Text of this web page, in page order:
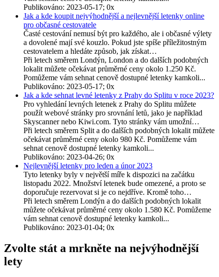
Publikováno: 2023-05-17; 0x
Jak a kde koupit nejvýhodnější a nejlevnější letenky online
pro občasné cestovatele
Časté cestování nemusí být pro každého, ale i občasné výlety
a dovolené mají své kouzlo. Pokud jste spíše příležitostným
cestovatelem a hledáte způsob, jak získat…
Při letech směrem Londýn, London a do dalších podobných
lokalit můžete očekávat průměrné ceny okolo 1.250 Kč.
Pomůžeme vám sehnat cenově dostupné letenky kamkoli...
Publikováno: 2023-05-17; 0x
Jak a kde sehnat levné letenky z Prahy do Splitu v roce 2023?
Pro vyhledání levných letenek z Prahy do Splitu můžete
použít webové stránky pro srovnání letů, jako je například
Skyscanner nebo Kiwi.com. Tyto stránky vám umožní…
Při letech směrem Split a do dalších podobných lokalit můžete
očekávat průměrné ceny okolo 980 Kč. Pomůžeme vám
sehnat cenově dostupné letenky kamkoli...
Publikováno: 2023-04-26; 0x
Nejlevnější letenky pro leden a únor 2023
Tyto letenky byly v největší míře k dispozici na začátku
listopadu 2022. Množství letenek bude omezené, a proto se
doporučuje rezervovat si je co nejdříve. Kromě toho…
Při letech směrem Londýn a do dalších podobných lokalit
můžete očekávat průměrné ceny okolo 1.580 Kč. Pomůžeme
vám sehnat cenově dostupné letenky kamkoli...
Publikováno: 2023-01-04; 0x
Zvolte stát a mrkněte na nejvýhodnější
lety